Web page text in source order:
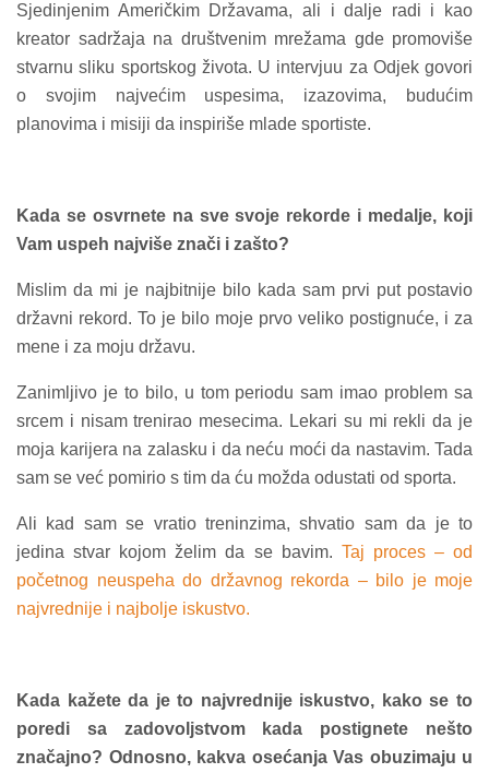
Sjedinjenim Američkim Državama, ali i dalje radi i kao
kreator sadržaja na društvenim mrežama gde promoviše
stvarnu sliku sportskog života. U intervjuu za Odjek govori
o svojim najvećim uspesima, izazovima, budućim
planovima i misiji da inspiriše mlade sportiste.
Kada se osvrnete na sve svoje rekorde i medalje, koji
Vam uspeh najviše znači i zašto?
Mislim da mi je najbitnije bilo kada sam prvi put postavio
državni rekord. To je bilo moje prvo veliko postignuće, i za
mene i za moju državu.
Zanimljivo je to bilo, u tom periodu sam imao problem sa
srcem i nisam trenirao mesecima. Lekari su mi rekli da je
moja karijera na zalasku i da neću moći da nastavim. Tada
sam se već pomirio s tim da ću možda odustati od sporta.
Ali kad sam se vratio treninzima, shvatio sam da je to
jedina stvar kojom želim da se bavim. Taj proces – od
početnog neuspeha do državnog rekorda – bilo je moje
najvrednije i najbolje iskustvo.
Kada kažete da je to najvrednije iskustvo, kako se to
poredi sa zadovoljstvom kada postignete nešto
značajno? Odnosno, kakva osećanja Vas obuzimaju u